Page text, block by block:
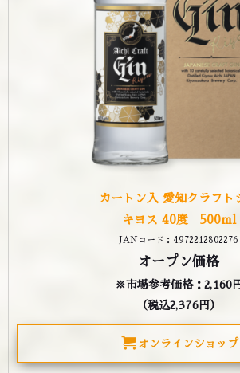
カートン入 愛知クラフト
キヨス 40度 500ml
JANコード：4972212802276
オープン価格
※市場参考価格：2,160
（税込2,376円）
オンラインショップ